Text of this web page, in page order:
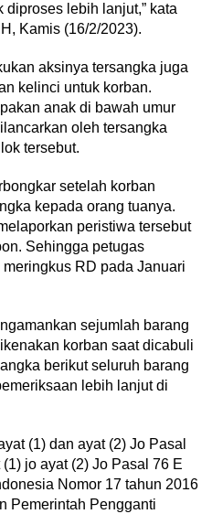
lebih lanjut,” kata
Kamis (16/2/2023).
aksinya tersangka juga
kelinci untuk korban.
anak di bawah umur
oleh tersangka
tersebut.
setelah korban
kepada orang tuanya.
peristiwa tersebut
Sehingga petugas
RD pada Januari
sejumlah barang
korban saat dicabuli
berikut seluruh barang
lebih lanjut di
(1) dan ayat (2) Jo Pasal
jo ayat (2) Jo Pasal 76 E
Nomor 17 tahun 2016
Pemerintah Pengganti